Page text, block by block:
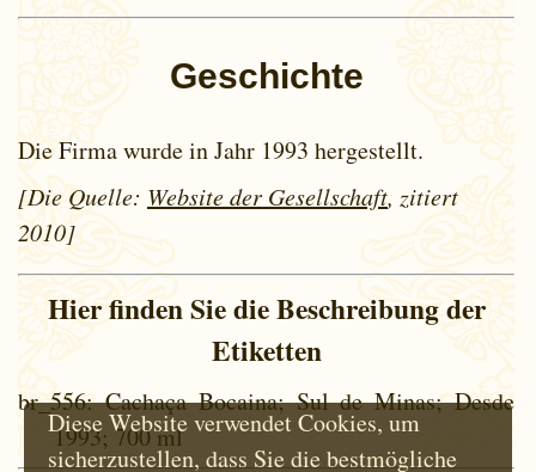
Geschichte
Die Firma wurde in Jahr 1993 hergestellt.
[Die Quelle: Website der Gesellschaft, zitiert
2010]
Hier finden Sie die Beschreibung der
Etiketten
br_556: Cachaça Bocaina; Sul de Minas; Desde
1993; 700 ml
Diese Website verwendet Cookies, um
sicherzustellen, dass Sie die bestmögliche